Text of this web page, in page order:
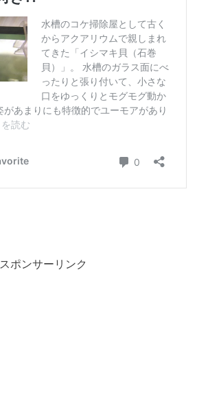
スポンサーリンク